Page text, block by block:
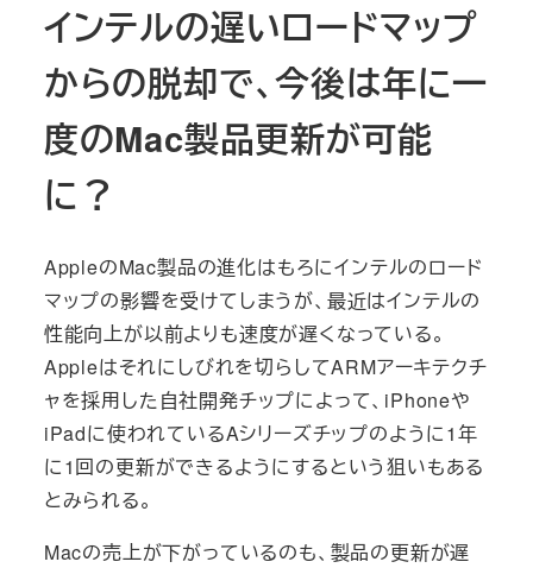
インテルの遅いロードマップ
からの脱却で、今後は年に一
度のMac製品更新が可能
に？
AppleのMac製品の進化はもろにインテルのロード
マップの影響を受けてしまうが、最近はインテルの
性能向上が以前よりも速度が遅くなっている。
Appleはそれにしびれを切らしてARMアーキテクチ
ャを採用した自社開発チップによって、iPhoneや
iPadに使われているAシリーズチップのように1年
に1回の更新ができるようにするという狙いもある
とみられる。
Macの売上が下がっているのも、製品の更新が遅